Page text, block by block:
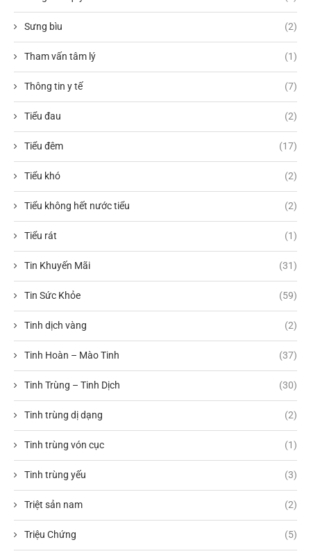
Sưng bìu (2)
Tham vấn tâm lý (1)
Thông tin y tế (7)
Tiểu đau (2)
Tiểu đêm (17)
Tiểu khó (2)
Tiểu không hết nước tiểu (2)
Tiểu rát (1)
Tin Khuyến Mãi (31)
Tin Sức Khỏe (59)
Tinh dịch vàng (2)
Tinh Hoàn – Mào Tinh (37)
Tinh Trùng – Tinh Dịch (30)
Tinh trùng dị dạng (2)
Tinh trùng vón cục (1)
Tinh trùng yếu (3)
Triệt sản nam (2)
Triệu Chứng (5)